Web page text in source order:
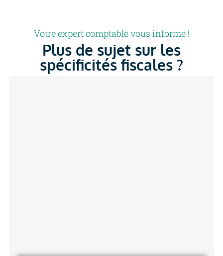
Votre expert comptable vous informe !
Plus de sujet sur les
spécificités fiscales ?